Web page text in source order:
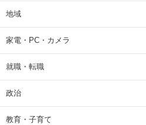
地域
家電・PC・カメラ
就職・転職
政治
教育・子育て